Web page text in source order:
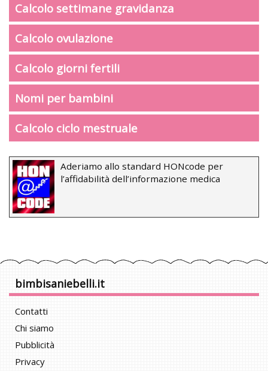
Calcolo settimane gravidanza
Calcolo ovulazione
Calcolo giorni fertili
Nomi per bambini
Calcolo ciclo mestruale
Aderiamo allo standard HONcode per
l’affidabilità dell’informazione medica
bimbisaniebelli.it
Contatti
Chi siamo
Pubblicità
Privacy